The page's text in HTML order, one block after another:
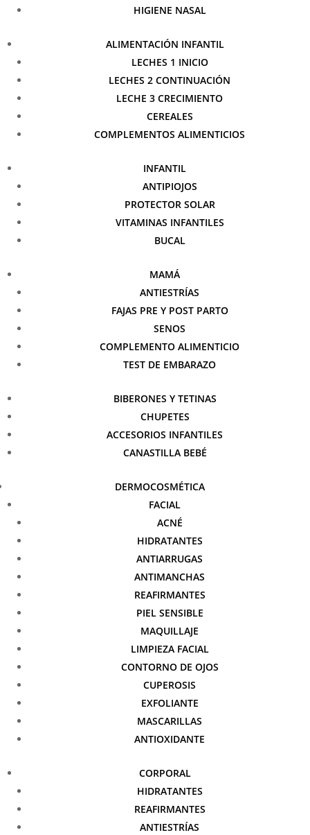
HIGIENE NASAL
ALIMENTACIÓN INFANTIL
LECHES 1 INICIO
LECHES 2 CONTINUACIÓN
LECHE 3 CRECIMIENTO
CEREALES
COMPLEMENTOS ALIMENTICIOS
INFANTIL
ANTIPIOJOS
PROTECTOR SOLAR
VITAMINAS INFANTILES
BUCAL
MAMÁ
ANTIESTRÍAS
FAJAS PRE Y POST PARTO
SENOS
COMPLEMENTO ALIMENTICIO
TEST DE EMBARAZO
BIBERONES Y TETINAS
CHUPETES
ACCESORIOS INFANTILES
CANASTILLA BEBÉ
DERMOCOSMÉTICA
FACIAL
ACNÉ
HIDRATANTES
ANTIARRUGAS
ANTIMANCHAS
REAFIRMANTES
PIEL SENSIBLE
MAQUILLAJE
LIMPIEZA FACIAL
CONTORNO DE OJOS
CUPEROSIS
EXFOLIANTE
MASCARILLAS
ANTIOXIDANTE
CORPORAL
HIDRATANTES
REAFIRMANTES
ANTIESTRÍAS